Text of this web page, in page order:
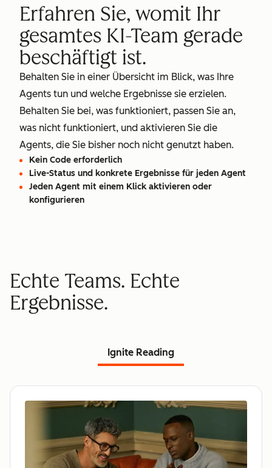
Erfahren Sie, womit Ihr
gesamtes KI-Team gerade
beschäftigt ist.
Behalten Sie in einer Übersicht im Blick, was Ihre
Agents tun und welche Ergebnisse sie erzielen.
Behalten Sie bei, was funktioniert, passen Sie an,
was nicht funktioniert, und aktivieren Sie die
Agents, die Sie bisher noch nicht genutzt haben.
Kein Code erforderlich
Live-Status und konkrete Ergebnisse für jeden Agent
Jeden Agent mit einem Klick aktivieren oder
konfigurieren
Echte Teams. Echte
Ergebnisse.
Ignite Reading